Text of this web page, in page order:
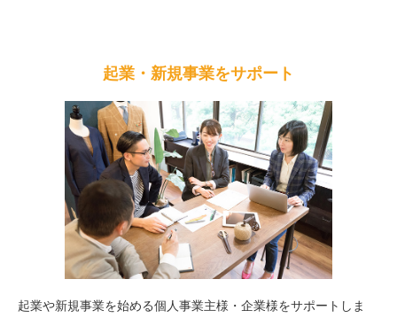
起業・新規事業をサポート
起業や新規事業を始める個人事業主様・企業様をサポートしま